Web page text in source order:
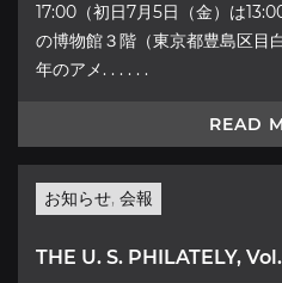
17:00（初日7月5日（金）は
の博物館３階（東京都豊島区目
年のアメ. . . . . .
READ
お知らせ, 会報
THE U. S. PHILATELY,